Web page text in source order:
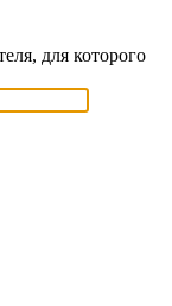
для которого